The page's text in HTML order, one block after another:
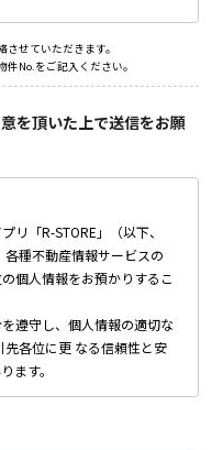
せていただきます。
No.をご記入ください。
を頂いた上で送信をお願
リ「R-STORE」（以下、
種不動産情報サービスの
個人情報をお預かりするこ
遵守し、個人情報の適切な
各位に更 なる信頼性と安
ます。
らず適正に個人情報を取得